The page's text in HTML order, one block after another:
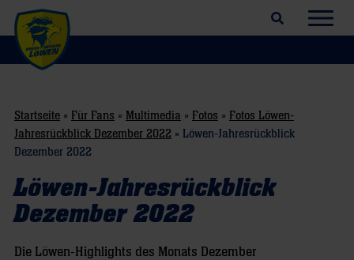
Suchfeld öffnen
Startseite » Für Fans » Multimedia » Fotos » Fotos Löwen-
Jahresrückblick Dezember 2022 » Löwen-Jahresrückblick
Dezember 2022
Löwen-Jahresrückblick
Dezember 2022
Die Löwen-Highlights des Monats Dezember